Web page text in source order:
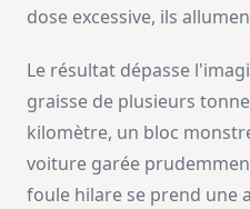
dose excessive, ils
Le résultat dépasse
graisse de plusieurs
kilomètre, un bloc
voiture garée
foule hilare se prend une